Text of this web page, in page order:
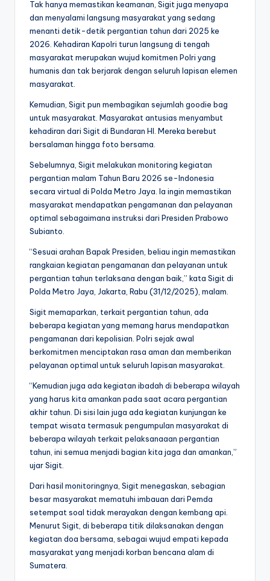
Tak hanya memastikan keamanan, Sigit juga menyapa
dan menyalami langsung masyarakat yang sedang
menanti detik-detik pergantian tahun dari 2025 ke
2026. Kehadiran Kapolri turun langsung di tengah
masyarakat merupakan wujud komitmen Polri yang
humanis dan tak berjarak dengan seluruh lapisan elemen
masyarakat.
Kemudian, Sigit pun membagikan sejumlah goodie bag
untuk masyarakat. Masyarakat antusias menyambut
kehadiran dari Sigit di Bundaran HI. Mereka berebut
bersalaman hingga foto bersama.
Sebelumnya, Sigit melakukan monitoring kegiatan
pergantian malam Tahun Baru 2026 se-Indonesia
secara virtual di Polda Metro Jaya. Ia ingin memastikan
masyarakat mendapatkan pengamanan dan pelayanan
optimal sebagaimana instruksi dari Presiden Prabowo
Subianto.
“Sesuai arahan Bapak Presiden, beliau ingin memastikan
rangkaian kegiatan pengamanan dan pelayanan untuk
pergantian tahun terlaksana dengan baik,” kata Sigit di
Polda Metro Jaya, Jakarta, Rabu (31/12/2025), malam.
Sigit memaparkan, terkait pergantian tahun, ada
beberapa kegiatan yang memang harus mendapatkan
pengamanan dari kepolisian. Polri sejak awal
berkomitmen menciptakan rasa aman dan memberikan
pelayanan optimal untuk seluruh lapisan masyarakat.
“Kemudian juga ada kegiatan ibadah di beberapa wilayah
yang harus kita amankan pada saat acara pergantian
akhir tahun. Di sisi lain juga ada kegiatan kunjungan ke
tempat wisata termasuk pengumpulan masyarakat di
beberapa wilayah terkait pelaksanaaan pergantian
tahun, ini semua menjadi bagian kita jaga dan amankan,”
ujar Sigit.
Dari hasil monitoringnya, Sigit menegaskan, sebagian
besar masyarakat mematuhi imbauan dari Pemda
setempat soal tidak merayakan dengan kembang api.
Menurut Sigit, di beberapa titik dilaksanakan dengan
kegiatan doa bersama, sebagai wujud empati kepada
masyarakat yang menjadi korban bencana alam di
Sumatera.